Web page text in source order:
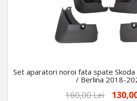
Set aparatori noroi fata spate
/ Berlina 2018-
160,00 Lei